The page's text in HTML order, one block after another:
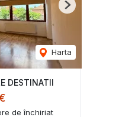
Harta
Next
DESTINATII
de închiriat